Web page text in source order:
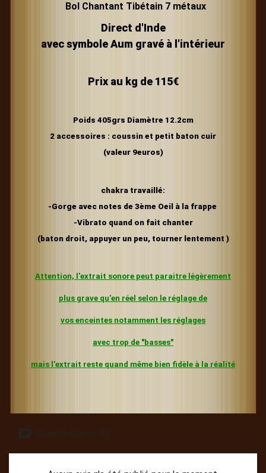
Bol Chantant Tibétain 7 métaux
Direct d'Inde
avec symbole Aum gravé à l'intérieur
Prix au kg de 115€
Poids 405grs Diamètre 12.2cm
2 accessoires : coussin et petit baton cuir
(valeur 9euros)
chakra travaillé:
-Gorge avec notes de 3ème Oeil à la frappe
-Vibrato quand on fait chanter
(baton droit, appuyer un peu, tourner lentement )
Attention, l'extrait sonore peut paraitre légèrement
plus grave qu'en réel selon le réglage de
vos enceintes notamment les réglages
avec trop de "basses"
mais l'extrait reste quand même bien fidèle à la réalité
Commentaires (0)